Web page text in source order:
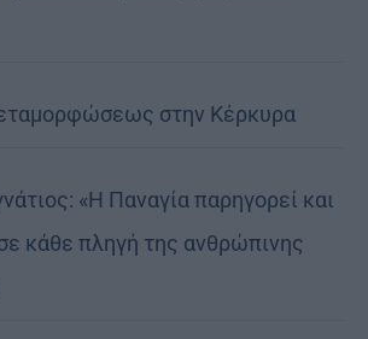
στην Κέρκυρα
«Η Παναγία παρηγορεί και
κάθε πληγή της ανθρώπινης